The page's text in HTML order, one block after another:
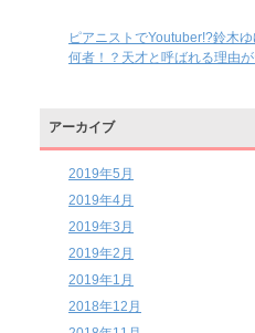
ピアニストでYoutuber!?鈴木
何者！？天才と呼ばれる理由が
アーカイブ
2019年5月
2019年4月
2019年3月
2019年2月
2019年1月
2018年12月